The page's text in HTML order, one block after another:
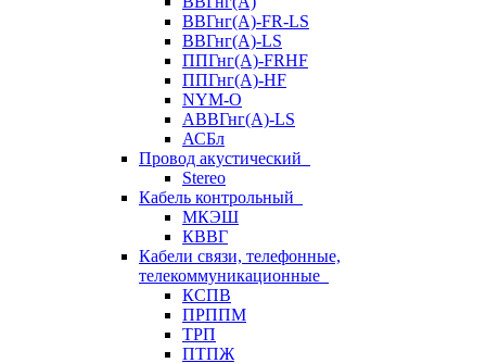
ВВГнг(А)-FR-LS
ВВГнг(А)-LS
ППГнг(А)-FRHF
ППГнг(А)-HF
NYM-O
АВВГнг(А)-LS
АСБл
Провод акустический
Stereo
Кабель контрольный
МКЭШ
КВВГ
Кабели связи, телефонные,
телекоммуникационные
КСПВ
ПРППМ
ТРП
ПТПЖ